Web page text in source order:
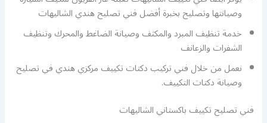
وصيانتها وتصليح بخبرة أفضل فني تصليح هندي الشاليهات
خدمة تنظيف المبرد والمكثف وصيانة الضاغط والمحرك وتنظيف
الشفرات والزعانف
نعمل من خلال فني تركيب دكتات تكييف مركزي هندي في تصليح
وصيانة دكتات التكييف.
فني تصليح تكييف باكستاني الشاليهات